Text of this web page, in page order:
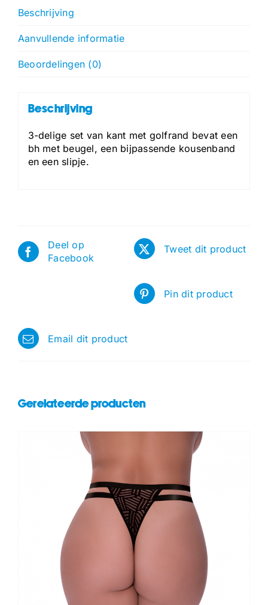
Beschrijving
Aanvullende informatie
Beoordelingen (0)
Beschrijving
3-delige set van kant met golfrand bevat een
bh met beugel, een bijpassende kousenband
en een slipje.
Deel op
Facebook
Tweet dit product
Pin dit product
Email dit product
Gerelateerde producten